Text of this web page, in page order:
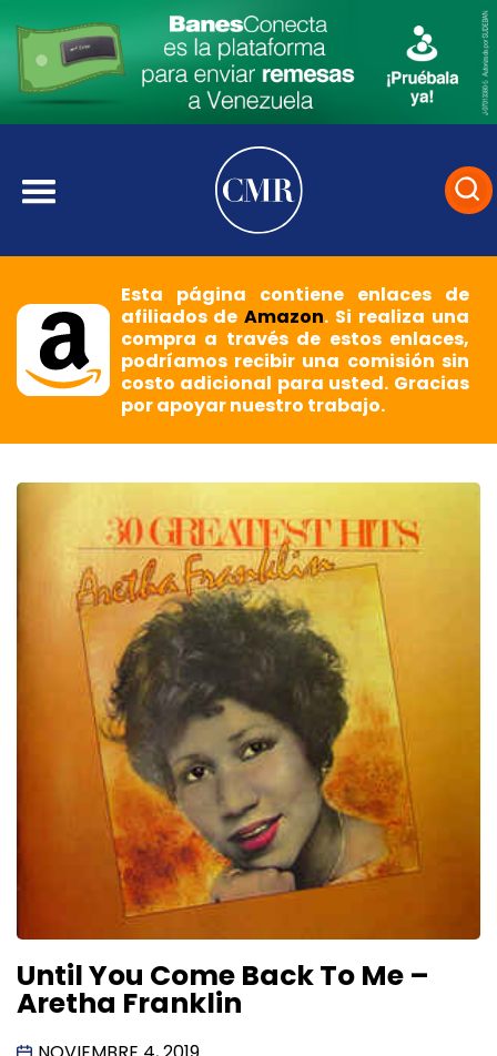
Esta página contiene enlaces de
afiliados deAmazon. Si realiza una
compra a través de estos enlaces,
podríamos recibir una comisión sin
costo adicional para usted. Gracias
por apoyar nuestro trabajo.
Until You Come Back To Me –
Aretha Franklin